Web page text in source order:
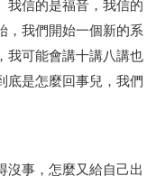
我信的是福音，我信的
，我們開始一個新的系
我可能會講十講八講也
底是怎麼回事兒，我們
沒事，怎麼又給自己出